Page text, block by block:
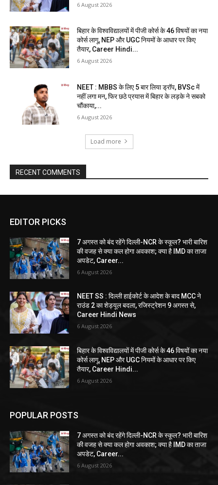
6 August 2026
बिहार के विश्वविद्यालयों में पीजी कोर्स के 46 विषयों का नया
कोर्स लागू, NEP और UGC नियमों के आधार पर किए
तैयार, Career Hindi...
6 August 2026
NEET : MBBS के लिए 5 बार लिया ड्रॉप, BVSc में
नहीं लगा मन, फिर छठे प्रयास में बिहार के लड़के ने सबको
चौंकाया,...
6 August 2026
Load more
RECENT COMMENTS
EDITOR PICKS
7 अगस्त को बंद रहेंगे दिल्ली-NCR के स्कूल? भारी बारिश
की वजह से क्या कल होगा अवकाश; क्या है IMD का ताजा
अपडेट, Career...
6 August 2026
NEET SS : दिल्ली हाईकोर्ट के आदेश के बाद MCC ने
राउंड 2 का शेड्यूल बदला, रजिस्ट्रेशन 9 अगस्त से,
Career Hindi News
6 August 2026
बिहार के विश्वविद्यालयों में पीजी कोर्स के 46 विषयों का नया
कोर्स लागू, NEP और UGC नियमों के आधार पर किए
तैयार, Career Hindi...
6 August 2026
POPULAR POSTS
7 अगस्त को बंद रहेंगे दिल्ली-NCR के स्कूल? भारी बारिश
की वजह से क्या कल होगा अवकाश; क्या है IMD का ताजा
अपडेट, Career...
6 August 2026